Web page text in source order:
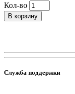
Кол-во
В корзину
Служба поддержки